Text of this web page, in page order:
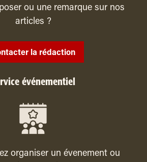
ou une remarque sur nos
articles ?
la rédaction
événementiel
organiser un évenement ou